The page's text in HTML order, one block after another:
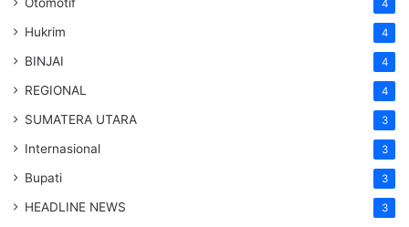
4
Hukrim 4
BINJAI 4
REGIONAL 4
SUMATERA UTARA 3
Internasional 3
Bupati 3
HEADLINE NEWS 3